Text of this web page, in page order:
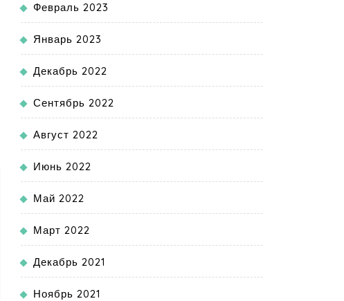
Февраль 2023
Январь 2023
Декабрь 2022
Сентябрь 2022
Август 2022
Июнь 2022
Май 2022
Март 2022
Декабрь 2021
Ноябрь 2021